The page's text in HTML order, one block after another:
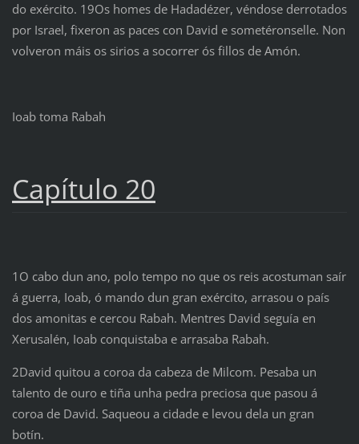
do exército. 19Os homes de Hadadézer, véndose derrotados
por Israel, fixeron as paces con David e sometéronselle. Non
volveron máis os sirios a socorrer ós fillos de Amón.
Ioab toma Rabah
Capítulo 20
1O cabo dun ano, polo tempo no que os reis acostuman saír
á guerra, Ioab, ó mando dun gran exército, arrasou o país
dos amonitas e cercou Rabah. Mentres David seguía en
Xerusalén, Ioab conquistaba e arrasaba Rabah.
2David quitou a coroa da cabeza de Milcom. Pesaba un
talento de ouro e tiña unha pedra preciosa que pasou á
coroa de David. Saqueou a cidade e levou dela un gran
botín.